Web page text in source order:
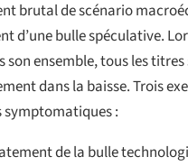
brutal de scénario
d’une bulle spéculative.
son ensemble, tous les
dans la baisse. Trois
symptomatiques :
de la bulle